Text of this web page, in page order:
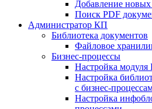
Добавление
Поиск PDF
Администратор КП
Библиотека документов
Файловое
Бизнес-процессы
Настройка модуля
Настройка
с бизнес-
Настройка